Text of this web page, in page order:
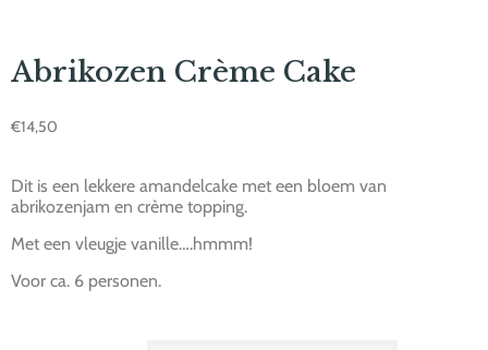
op
klantbeoordeling
Abrikozen Crème Cake
€14,50
Dit is een lekkere amandelcake met een bloem van
abrikozenjam en crème topping.
Met een vleugje vanille….hmmm!
Voor ca. 6 personen.